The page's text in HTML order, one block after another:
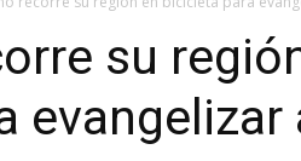
su
evangelizar